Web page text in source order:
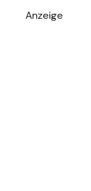
Anzeige